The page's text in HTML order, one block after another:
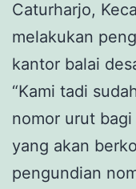
Caturharjo,
melakukan
kantor balai
“Kami tadi
nomor urut
yang akan
pengundian